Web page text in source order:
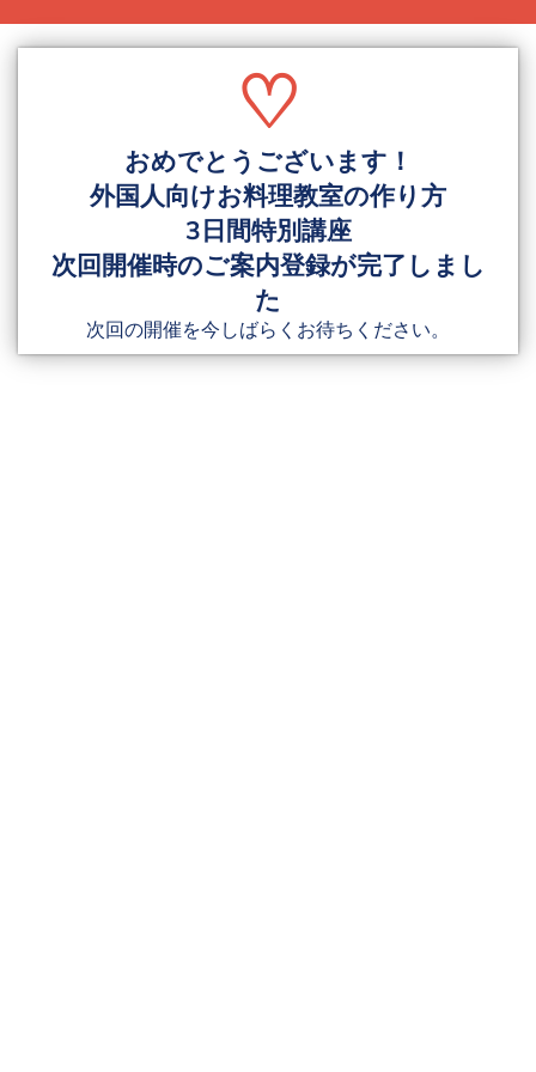
♡
おめでとうございます！
外国人向けお料理教室の作り方
3日間特別講座
次回開催時のご案内登録が完了しまし
た
次回の開催を今しばらくお待ちください。